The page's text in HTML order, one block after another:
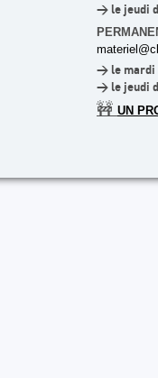
> le jeudi
> le mardi
> le jeudi
🚧 UN